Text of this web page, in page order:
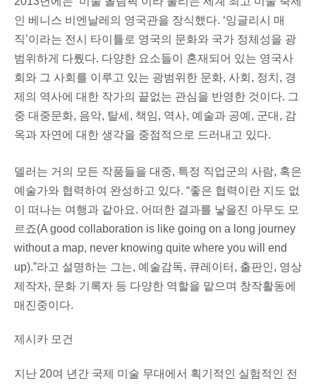
인 베니스 비엔날레의 영국관을 장식했다. ‘잉글리시 매
직’이라는 전시 타이틀로 영국의 문화와 국가 정체성을 광
범위하게 다뤘다. 다양한 요소들이 혼재되어 있는 영국사
회와 그 사회를 이루고 있는 광범위한 문화, 사회, 정치, 경
제의 역사에 대한 작가의 끝없는 관심을 반영한 것이다. 그
중 대중문화, 음악, 탈세, 책임, 역사, 예술과 공예, 군대, 감
옥과 자연에 대한 생각을 중점적으로 드러내고 있다.
델러는 거의 모든 작품들을 대중, 특정 직업군의 사람, 혹은
예술가와 협력하여 완성하고 있다. “좋은 협력이란 지도 없
이 떠나는 여행과 같아요. 어떠한 결과를 낳을진 아무도 모
르죠(A good collaboration is like going on a long journey
without a map, never knowing quite where you will end
up).”라고 설명하는 그는, 예술감독, 큐레이터, 출판인, 영상
제작자, 문화 기록자 등 다양한 역할을 맡으며 창작활동에
매진중이다.
제시카 모건
지난 20여 년간 국제 미술 무대에서 획기적인 실험적인 전